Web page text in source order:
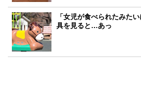
「女児が食べられたみた
具を見ると…あっ